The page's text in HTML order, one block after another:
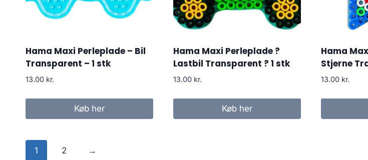
Hama Maxi Perleplade – Bil
Transparent – 1 stk
13.00 kr.
Køb her
Hama Maxi Perleplade ?
Lastbil Transparent ? 1 stk
13.00 kr.
Køb her
Hama
Stjerne
13.00 kr.
1 2 →